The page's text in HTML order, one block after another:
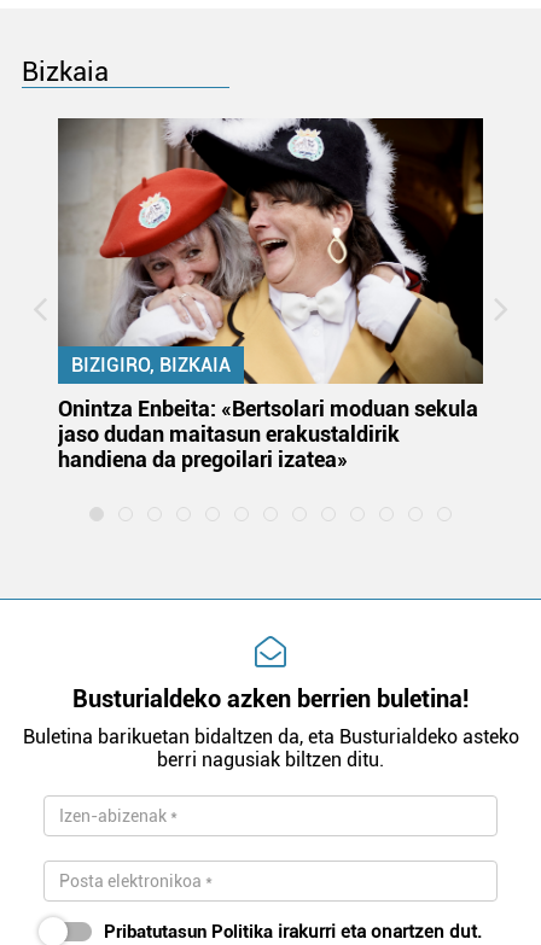
Bizkaia
BIZIGIRO, BIZKAIA
Onintza Enbeita: «Bertsolari moduan sekula
jaso dudan maitasun erakustaldirik
handiena da pregoilari izatea»
Busturialdeko azken berrien buletina!
Buletina barikuetan bidaltzen da, eta Busturialdeko asteko
berri nagusiak biltzen ditu.
Pribatutasun Politika irakurri eta onartzen dut.